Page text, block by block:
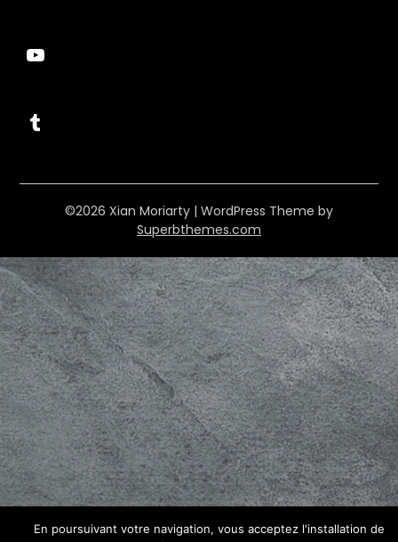
YouTube
Tumblr
©2026 Xian Moriarty | WordPress Theme by
Superbthemes.com
En poursuivant votre navigation, vous acceptez l'installation de